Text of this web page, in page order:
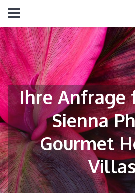
Ihre Anfrage
Sienna
Gourmet